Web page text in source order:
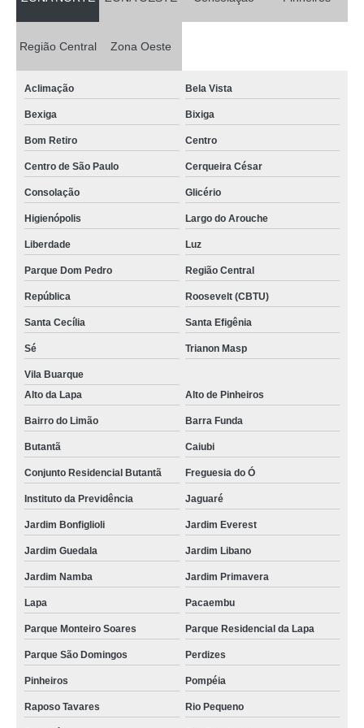
qual o valor de manutenção de fogão Casa Verde
manutenção em fogão Vila Butantã
qual o valor de manutenção de fogão electrolux Mandaqui
manutenção em fogão orçar Bixiga
qual o valor de manutenção em fogão Jardim Everest
manutenção de fogão electrolux av casa verde
manutenção em fogão cooktop sitio mandaqui
manutenção fogão a gas Sumaré
qual o preço de manutenção em fogão Pacaembu
qual o preço de manutenção fogão casa verde
qual o preço de manutenção de fogão cooktop Bela Vista
manutenção de fogão a gas Jaçanã
qual o preço de manutenção fogão cooktop limão
qual o valor de manutenção de fogão cooktop Pinheiros
qual o preço de manutenção em fogão cooktop Imirim
manutenção fogão electrolux Higienópolis
manutenção fogão electrolux orçar Região Central
qual o valor de manutenção de fogão cooktop vila romero
manutenção de fogão a gas orçar av casa verde
manutenção de fogão cooktop Jaçanã
manutenção fogão electrolux Butantã
qual o valor de manutenção de fogão a gas Vila Buarque
manutenção de fogão cooktop Consolação
qual o preço de manutenção de fogão electrolux Jardim Primavera
Região Central Zona Oeste
Aclimação Bela Vista
Bexiga Bixiga
Bom Retiro Centro
Centro de São Paulo Cerqueira César
Consolação Glicério
Higienópolis Largo do Arouche
Liberdade Luz
Parque Dom Pedro Região Central
República Roosevelt (CBTU)
Santa Cecília Santa Efigênia
Sé Trianon Masp
Vila Buarque
Alto da Lapa
Alto de Pinheiros
Bairro do Limão Barra Funda
Butantã Caiubi
Conjunto Residencial Butantã Freguesia do Ó
Instituto da Previdência Jaguaré
Jardim Bonfiglioli Jardim Everest
Jardim Guedala Jardim Libano
Jardim Namba Jardim Primavera
Lapa Pacaembu
Parque Monteiro Soares Parque Residencial da Lapa
Parque São Domingos Perdizes
Pinheiros Pompéia
Raposo Tavares Rio Pequeno